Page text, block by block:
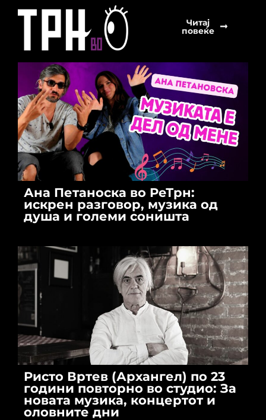
Читај
повеќе
Ана Петаноска во РеТрн:
искрен разговор, музика од
душа и големи соништа
Ристо Вртев (Архангел) по 23
години повторно во студио: За
новата музика, концертот и
оловните дни